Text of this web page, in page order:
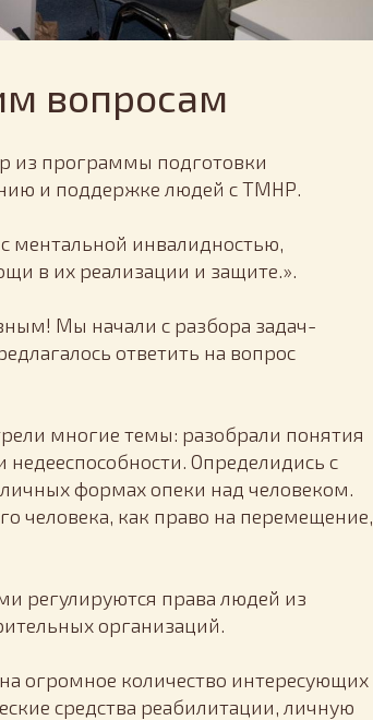
вопросам
из программы подготовки
и поддержке людей с ТМНР.
ментальной инвалидностью,
в их реализации и защите.».
Мы начали с разбора задач-
ответить на вопрос
многие темы: разобрали понятия
недееспособности. Определидись с
формах опеки над человеком.
человека, как право на перемещение,
регулируются права людей из
организаций.
огромное количество интересующих
средства реабилитации, личную